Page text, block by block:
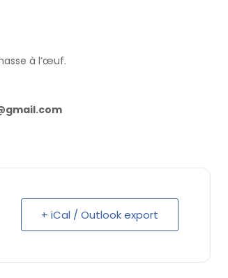
à l’œuf.
+ iCal / Outlook export